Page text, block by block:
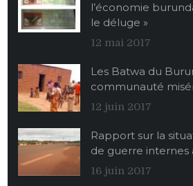
l’économie
le déluge »
12 mai 2017
Les Batwa du
communauté
12 juin 2017
Rapport sur la
de guerre internes
16 juin 2017